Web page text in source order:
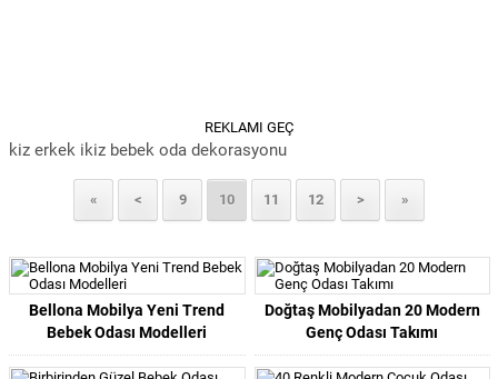
REKLAMI GEÇ
kiz erkek ikiz bebek oda dekorasyonu
« < 9 10 11 12 > »
Bellona Mobilya Yeni Trend
Bebek Odası Modelleri
Doğtaş Mobilyadan 20 Modern
Genç Odası Takımı